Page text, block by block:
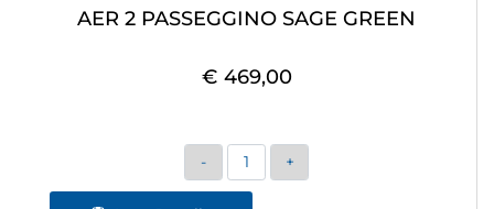
AER 2 PASSEGGINO SAGE GREEN
€ 469,00
Quantità